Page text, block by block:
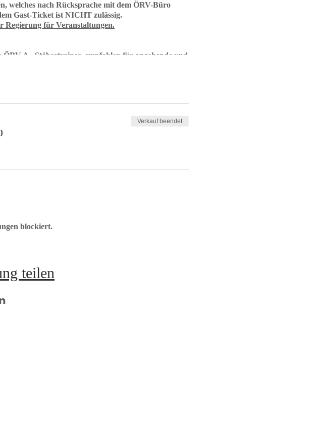
welches nach Rücksprache mit dem ÖRV-Büro
Gast-Ticket ist NICHT zulässig.
Regierung für Veranstaltungen.
A - Stöbertrainer, empfohlen für angehende und
Teil 1
B.Sc. Verkauf beendet
blockiert.
teilen